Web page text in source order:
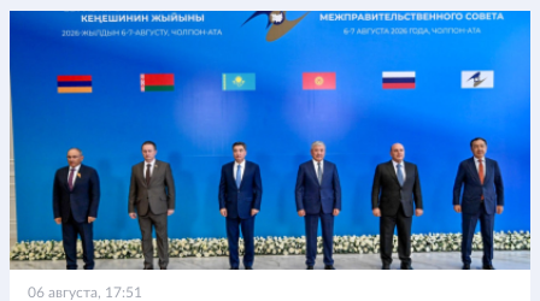
06 августа, 17:51